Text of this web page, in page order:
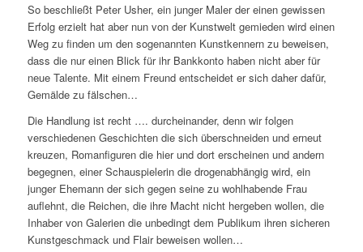
So beschließt Peter Usher, ein junger Maler der einen gewissen
Erfolg erzielt hat aber nun von der Kunstwelt gemieden wird einen
Weg zu finden um den sogenannten Kunstkennern zu beweisen,
dass die nur einen Blick für ihr Bankkonto haben nicht aber für
neue Talente. Mit einem Freund entscheidet er sich daher dafür,
Gemälde zu fälschen…
Die Handlung ist recht …. durcheinander, denn wir folgen
verschiedenen Geschichten die sich überschneiden und erneut
kreuzen, Romanfiguren die hier und dort erscheinen und andern
begegnen, einer Schauspielerin die drogenabhängig wird, ein
junger Ehemann der sich gegen seine zu wohlhabende Frau
auflehnt, die Reichen, die ihre Macht nicht hergeben wollen, die
Inhaber von Galerien die unbedingt dem Publikum ihren sicheren
Kunstgeschmack und Flair beweisen wollen…